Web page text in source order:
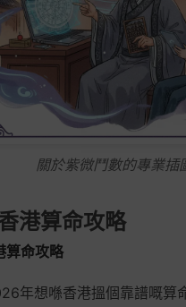
關於紫微鬥數的專業插
港算命攻略
算命攻略
年想喺香港搵個靠譜嘅算